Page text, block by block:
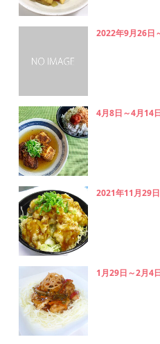
2022年9月26日
4月8日～4月14
2021年11月29
1月29日～2月4